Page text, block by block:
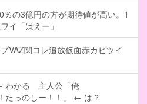
の3億円の方が期待値が高い。1
イ「はえー」
VAZ関コレ追放仮面赤カビツイ
わかる 主人公「俺
たっのしー！！」 ← は？